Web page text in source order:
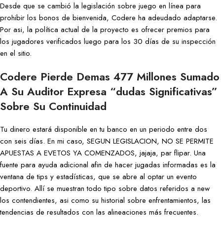
Desde que se cambió la legislación sobre juego en línea para
prohibir los bonos de bienvenida, Codere ha adeudado adaptarse.
Por asi, la política actual de la proyecto es ofrecer premios para
los jugadores verificados luego para los 30 días de su inspección
en el sitio.
Codere Pierde Demas 477 Millones Sumado
A Su Auditor Expresa “dudas Significativas”
Sobre Su Continuidad
Tu dinero estará disponible en tu banco en un periodo entre dos
con seis días. En mi caso, SEGUN LEGISLACION, NO SE PERMITE
APUESTAS A EVETOS YA COMENZADOS, jajaja, par flipar. Una
fuente para ayuda adicional afin de hacer jugadas informadas es la
ventana de tips y estadísticas, que se abre al optar un evento
deportivo. Allí se muestran todo tipo sobre datos referidos a new
los contendientes, asi como su historial sobre enfrentamientos, las
tendencias de resultados con las alineaciones más frecuentes.